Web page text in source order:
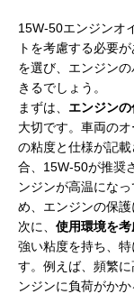
15W-50エンジンオ
トを考慮する必要
を選び、エンジン
きるでしょう。
まずは、 エンジン
大切です。車両の
の粘度と仕様が記
合、15W-50が推奨
ンジンが高温にな
め、エンジンの保護
次に、 使用環境を
強い粘度を持ち、
す。例えば、頻繁
ンジンに負荷がか